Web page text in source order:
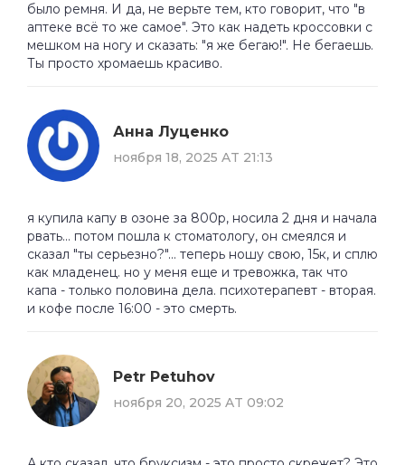
было ремня. И да, не верьте тем, кто говорит, что "в
аптеке всё то же самое". Это как надеть кроссовки с
мешком на ногу и сказать: "я же бегаю!". Не бегаешь.
Ты просто хромаешь красиво.
Анна Луценко
ноября 18, 2025 AT 21:13
я купила капу в озоне за 800р, носила 2 дня и начала
рвать... потом пошла к стоматологу, он смеялся и
сказал "ты серьезно?"... теперь ношу свою, 15к, и сплю
как младенец. но у меня еще и тревожка, так что
капа - только половина дела. психотерапевт - вторая.
и кофе после 16:00 - это смерть.
Petr Petuhov
ноября 20, 2025 AT 09:02